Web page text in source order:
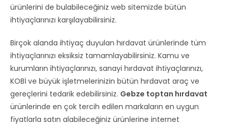
ürünlerini de bulabileceğiniz web sitemizde bütün
ihtiyaçlarınızı karşılayabilirsiniz.
Birçok alanda ihtiyaç duyulan hırdavat ürünlerinde tüm
ihtiyaçlarınızı eksiksiz tamamlayabilirsiniz. Kamu ve
kurumların ihtiyaçlarınızı, sanayi hırdavat ihtiyaçlarınızı,
KOBİ ve büyük işletmelerinizin bütün hırdavat araç ve
gereçlerini tedarik edebilirsiniz. Gebze toptan hırdavat
ürünlerinde en çok tercih edilen markaların en uygun
fiyatlarla satın alabileceğiniz ürünlerine internet